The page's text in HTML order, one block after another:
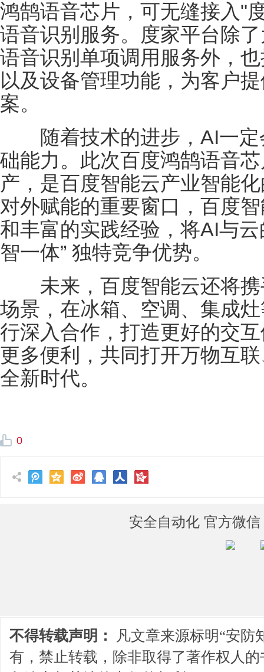
鸿鹄语音芯片，可无缝接入"
语音识别服务。度家平台除
语音识别单项调用服务外，
以及设备管理功能，为客户
案。
随着技术的进步，AI一定
础能力。此次百度鸿鹄语音
产，是百度智能云产业智能
对外赋能的重要窗口，百度
和丰富的实践经验，将AI与
智一体” 独特竞争优势。
未来，百度智能云还将携
场景，在冰箱、空调、集成
行深入合作，打造更好的交
更多便利，共同打开万物互
全新时代。
0
安全自动化 官方微
不得转载声明：
凡文章来源标明“安防
有，禁止转载，除非取得了著作权人